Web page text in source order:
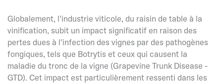
Globalement, l'industrie viticole, du raisin de table à la
vinification, subit un impact significatif en raison des
pertes dues à l'infection des vignes par des pathogènes
fongiques, tels que Botrytis et ceux qui causent la
maladie du tronc de la vigne (Grapevine Trunk Disease -
GTD). Cet impact est particulièrement ressenti dans les